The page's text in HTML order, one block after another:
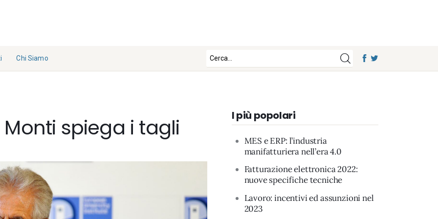
Chi Siamo
Collabo
ra con
Contat
ti
spiega i tagli I più popolari
MES e ERP: l’industria
manifatturiera nell’era 4.0
Fatturazione elettronica 2022:
nuove specifiche tecniche
Lavoro: incentivi ed assunzioni nel
2023